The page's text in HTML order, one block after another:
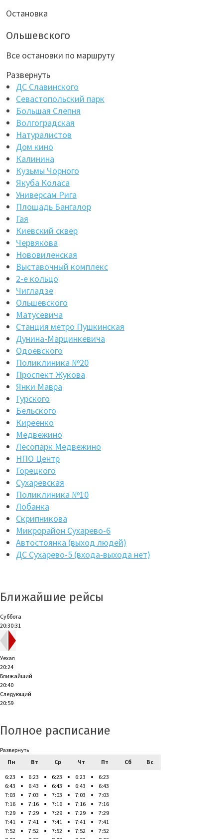
Остановка
Ольшевского
Все остановки по маршруту
Развернуть
ДС Славинского
Севастопольский парк
Большая Слепня
Волгоградская
Натуралистов
Дом кино
Калинина
Кузьмы Чорного
Якуба Коласа
Универсам Рига
Площадь Бангалор
Гая
Киевский сквер
Червякова
Нововиленская
Выставочный комплекс
2-е кольцо
Чигладзе
Ольшевского
Матусевича
Станция метро Пушкинская
Дунина-Марцинкевича
Одоевского
Поликлиника №20
Проспект Жукова
Янки Мавра
Гурского
Бельского
Киреенко
Медвежино
Лесопарк Медвежино
НПО Центр
Горецкого
Сухаревская
Поликлиника №10
Лобанка
Скрипникова
Микрорайон Сухарево-6
Автостоянка (выход людей)
ДС Сухарево-5 (входа-выхода нет)
Ближайшие рейсы
Суббота
20:30:31
Уехал
20:24
Ближайший
20:40
Следующий
20:59
Полное расписание
Развернуть
Пн
Вт Ср Чт Пт Сб
Вс
6:23
6:43
7:03
7:16
7:29
7:41
7:52
6:23
6:43
7:03
7:16
7:29
7:41
7:52
6:23
6:43
7:03
7:16
7:29
7:41
7:52
6:23
6:43
7:03
7:16
7:29
7:41
7:52
6:23
6:43
7:03
7:16
7:29
7:41
7:52